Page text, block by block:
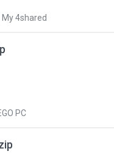
My 4shared
PC